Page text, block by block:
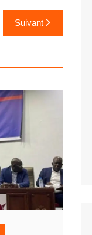
Suivant